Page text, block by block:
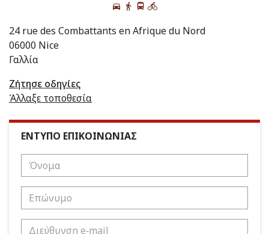
24 rue des Combattants en Afrique du Nord
06000 Nice
Γαλλία
Ζήτησε οδηγίες
Άλλαξε τοποθεσία
ΕΝΤΥΠΟ ΕΠΙΚΟΙΝΩΝΙΑΣ